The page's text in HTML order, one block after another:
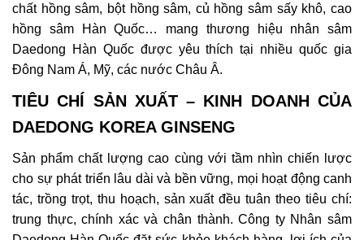
chất hồng sâm, bột hồng sâm, củ hồng sâm sấy khô, cao
hồng sâm Hàn Quốc… mang thương hiệu nhân sâm
Daedong Hàn Quốc được yêu thích tại nhiều quốc gia
Đông Nam Á, Mỹ, các nước Châu Â.
TIÊU CHÍ SẢN XUẤT – KINH DOANH CỦA
DAEDONG KOREA GINSENG
Sản phẩm chất lượng cao cùng với tầm nhìn chiến lược
cho sự phát triển lâu dài và bền vững, mọi hoạt động canh
tác, trồng trọt, thu hoạch, sản xuất đều tuân theo tiêu chí:
trung thực, chính xác và chân thành. Công ty Nhân sâm